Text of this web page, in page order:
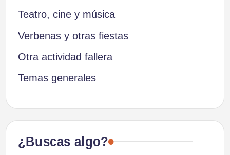
Teatro, cine y música
Verbenas y otras fiestas
Otra actividad fallera
Temas generales
¿Buscas algo?